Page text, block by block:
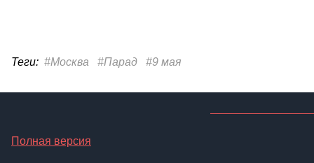
Теги: #Москва #Парад #9 мая
Полная версия